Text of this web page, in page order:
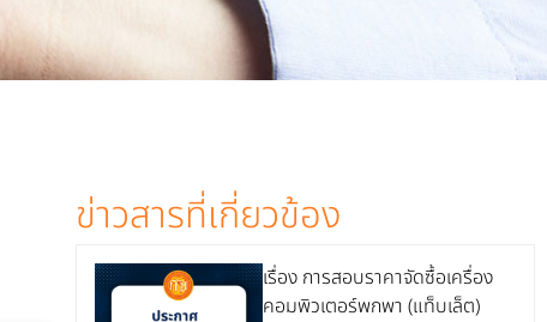
ข่าวสารที่เกี่ยวข้อง
เรื่อง การสอบราคาจัดซื้อเครื่อง
คอมพิวเตอร์พกพา (แท็บเล็ต)